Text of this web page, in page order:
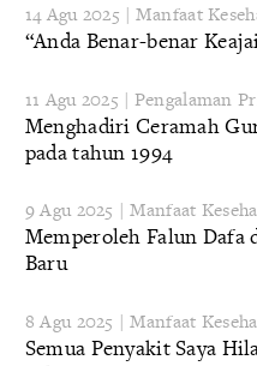
14 Agu 2025 | Manfaat
“Anda Benar-benar
11 Agu 2025 | Pengalaman
Menghadiri Ceramah
pada tahun 1994
9 Agu 2025 | Manfaat
Memperoleh Falun Dafa
Baru
8 Agu 2025 | Manfaat
Semua Penyakit Saya